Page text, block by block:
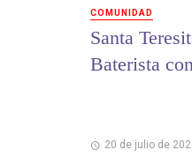
COMUNIDAD
Santa
Baterista
20 de julio de